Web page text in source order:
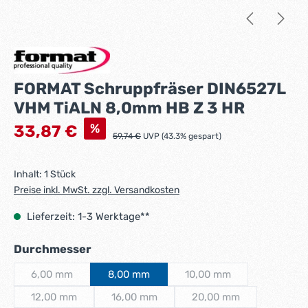
FORMAT Schruppfräser DIN6527L
VHM TiALN 8,0mm HB Z 3 HR
Verkaufspreis:
33,87 € % Regulärer Preis:
59,74 € UVP (43.3% gespart)
Inhalt: 1 Stück
Preise inkl. MwSt. zzgl. Versandkosten
Lieferzeit: 1-3 Werktage**
Durchmesserauswählen
6,00 mm
(Diese Option ist zurzeit nicht verfügbar.)
8,00 mm 10,00 mm
12,00 mm
(Diese Option ist zurzeit nicht verfügbar.)
16,00 mm
(Diese Option ist zurzeit nicht verfügbar.)
20,00 mm